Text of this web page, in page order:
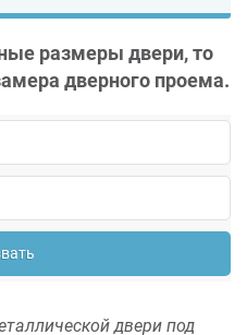
размеры двери, то
дверного проема.
двери под